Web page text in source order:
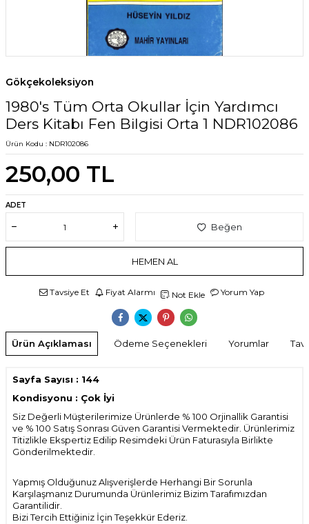
Gökçekoleksiyon
1980's Tüm Orta Okullar İçin Yardımcı
Ders Kitabı Fen Bilgisi Orta 1 NDR102086
Ürün Kodu : NDR102086
250,00 TL
ADET
Beğen
HEMEN AL
Tavsiye Et Fiyat Alarmı Not Ekle Yorum Yap
Ürün Açıklaması Ödeme Seçenekleri Yorumlar
Sayfa Sayısı : 144
Kondisyonu : Çok İyi
Siz Değerli Müşterilerimize Ürünlerde % 100 Orjinallik Garantisi
ve % 100 Satış Sonrası Güven Garantisi Vermektedir. Ürünlerimiz
Titizlikle Ekspertiz Edilip Resimdeki Ürün Faturasıyla Birlikte
Gönderilmektedir.
Yapmış Olduğunuz Alışverişlerde Herhangi Bir Sorunla
Karşılaşmanız Durumunda Ürünlerimiz Bizim Tarafımızdan
Garantilidir.
Bizi Tercih Ettiğiniz İçin Teşekkür Ederiz.